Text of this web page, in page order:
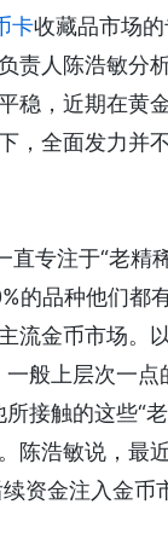
卡收藏品市场的
责人陈浩敏分
稳，近期在黄
，全面发力并
专注于“老精
的品种他们都
流金币市场。
般上层次一
接触的这些“
陈浩敏说，
资金注入金币